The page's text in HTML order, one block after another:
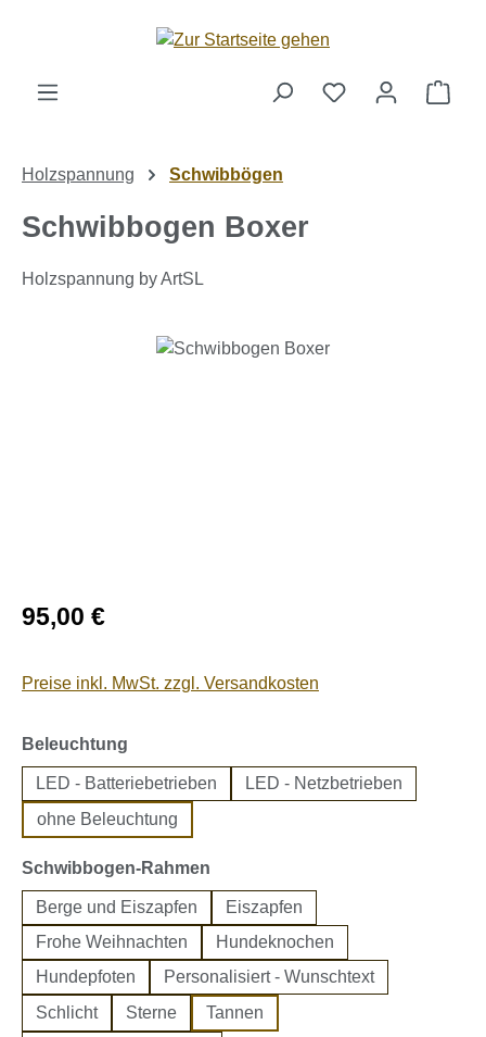
Zum Hauptinhalt springen
Holzspannung Schwibbögen
Schwibbogen Boxer
Holzspannung by ArtSL
Bildergalerie überspringen
Regulärer Preis:
95,00 €
Preise inkl. MwSt. zzgl. Versandkosten
Beleuchtung
LED - Batteriebetrieben
LED - Netzbetrieben
ohne Beleuchtung
Schwibbogen-Rahmen
Berge und Eiszapfen
Eiszapfen
Frohe Weihnachten
Hundeknochen
Hundepfoten
Personalisiert - Wunschtext
Schlicht
Sterne
Tannen